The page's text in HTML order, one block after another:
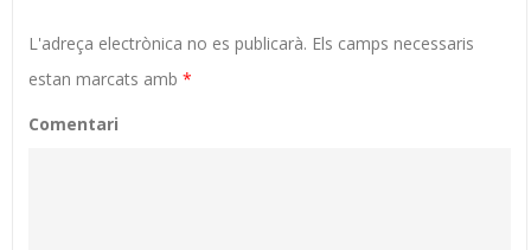
L'adreça electrònica no es publicarà. Els camps necessaris
estan marcats amb *
Comentari